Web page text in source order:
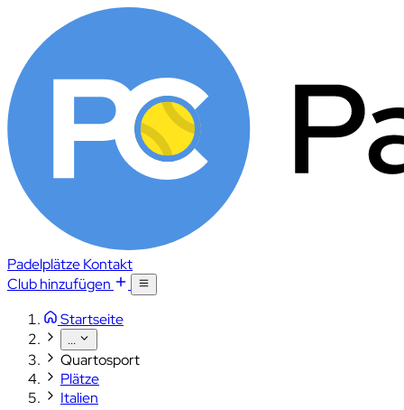
PadelplätzeKontakt
Club hinzufügen
Startseite
...
Quartosport
Plätze
Italien